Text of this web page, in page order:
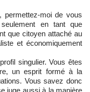
permettez-moi de vous
en tant que
que citoyen attaché au
et économiquement
singulier. Vous êtes
un esprit formé à la
Vous savez donc
juge aussi à la manière